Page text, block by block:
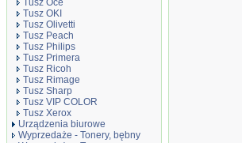
Tusz Oce
Tusz OKI
Tusz Olivetti
Tusz Peach
Tusz Philips
Tusz Primera
Tusz Ricoh
Tusz Rimage
Tusz Sharp
Tusz VIP COLOR
Tusz Xerox
Urządzenia biurowe
Wyprzedaże - Tonery, bębny